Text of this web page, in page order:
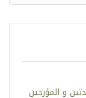
و المؤرخين